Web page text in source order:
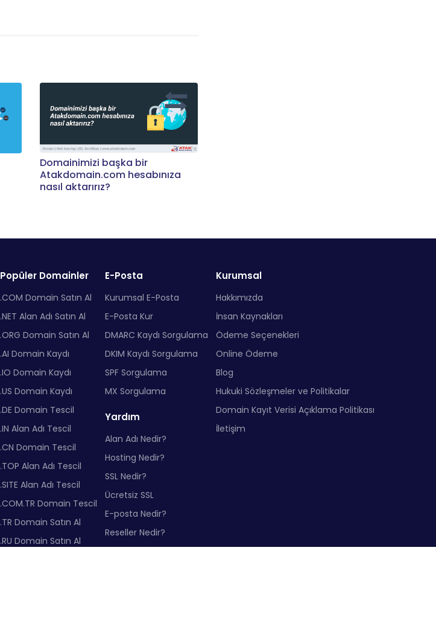
Domainimizi başka bir
Atakdomain.com hesabınıza
nasıl aktarırız?
Popüler Domainler
.COM Domain Satın Al
.NET Alan Adı Satın Al
.ORG Domain Satın Al
.AI Domain Kaydı
.IO Domain Kaydı
.US Domain Kaydı
.DE Domain Tescil
.IN Alan Adı Tescil
.CN Domain Tescil
.TOP Alan Adı Tescil
.SITE Alan Adı Tescil
.COM.TR Domain Tescil
.TR Domain Satın Al
.RU Domain Satın Al
E-Posta
Kurumsal E-Posta
E-Posta Kur
DMARC Kaydı Sorgulama
DKIM Kaydı Sorgulama
SPF Sorgulama
MX Sorgulama
Yardım
Alan Adı Nedir?
Hosting Nedir?
SSL Nedir?
Ücretsiz SSL
E-posta Nedir?
Reseller Nedir?
Kurumsal
Hakkımızda
İnsan Kaynakları
Ödeme Seçenekleri
Online Ödeme
Blog
Hukuki Sözleşmeler ve Politikalar
Domain Kayıt Verisi Açıklama Politikası
İletişim